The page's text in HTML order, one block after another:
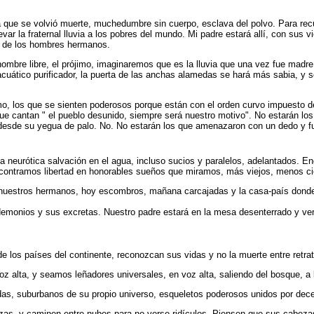
se volvió muerte, muchedumbre sin cuerpo, esclava del polvo. Para
la fraternal lluvia a los pobres del mundo. Mi padre estará allí, con sus
los hombres hermanos.
libre, el prójimo, imaginaremos que es la lluvia que una vez fue
purificador, la puerta de las anchas alamedas se hará más sabia,
los que se sienten poderosos porque están con el orden curvo impuesto
cantan " el pueblo desunido, siempre será nuestro motivo". No estarán
su yegua de palo. No. No estarán los que amenazaron con un dedo
salvación en el agua, incluso sucios y paralelos, adelantados.
libertad en honorables sueños que miramos, más viejos, menos
hermanos, hoy escombros, mañana carcajadas y la casa-país
y sus excretas. Nuestro padre estará en la mesa desenterrado y
los países del continente, reconozcan sus vidas y no la muerte entre
alta, y seamos leñadores universales, en voz alta, saliendo del bosque,
suburbanos de su propio universo, esqueletos poderosos unidos por